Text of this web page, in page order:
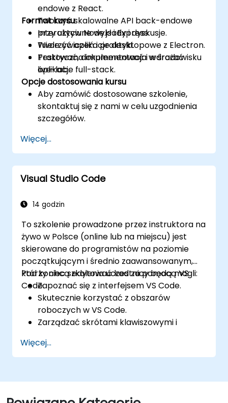
endowe z React.
Tworzyć skalowalne API back-endowe
przy użyciu Node.js i Express.
Tworzyć aplikacje desktopowe z Electron.
Testować, dokumentować i wdrażać
aplikacje full-stack.
Format kursu
Interaktywne wykłady i dyskusje.
Wiele ćwiczeń i praktyki.
Praktyczna implementacja w środowisku
live-lab.
Opcje dostosowania kursu
Aby zamówić dostosowane szkolenie,
skontaktuj się z nami w celu uzgodnienia
szczegółów.
Więcej...
Visual Studio Code
14 godzin
To szkolenie prowadzone przez instruktora na
żywo w Polsce (online lub na miejscu) jest
skierowane do programistów na poziomie
początkującym i średnio zaawansowanym,
którzy chcą edytować kod za pomocą VS
Code.
Pod koniec szkolenia uczestnicy będą mogli:
Zapoznać się z interfejsem VS Code.
Skutecznie korzystać z obszarów
roboczych w VS Code.
Zarządzać skrótami klawiszowymi i
Nauczyć się, jak używać różnych języków
programowania w VS Code.
Więcej...